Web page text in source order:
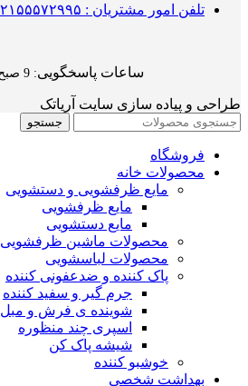
تلفن امور مشتریان : ۰۲۱۵۵۵۷۲۹۹۵
ساعات پاسخگویی: 9 صبح تا 5 عصر
طراحی و پیاده سازی سایت آریاتک
جستجو
فروشگاه
محصولات خانه
مایع ظرفشویی و دستشویی
مایع ظرفشویی
مایع دستشویی
محصولات ماشین ظرفشویی
محصولات لباسشویی
پاک کننده و ضدعفونی کننده
جرم گیر و سفید کننده
شوینده ی فرش و مبل
اسپری چند منظوره
شیشه پاک کن
خوشبو کننده
بهداشت شخصی